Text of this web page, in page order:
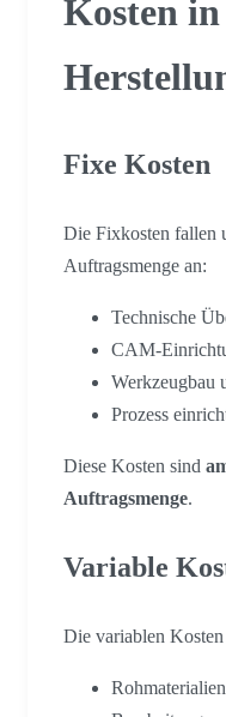
Kosten
Fixe Kosten
Die Fixkosten fallen
Auftragsmenge an:
Technische
CAM-
Werkzeugbau
Prozess
Diese Kosten sind
Auftragsmenge.
Variable
Die variablen
Rohmaterialien